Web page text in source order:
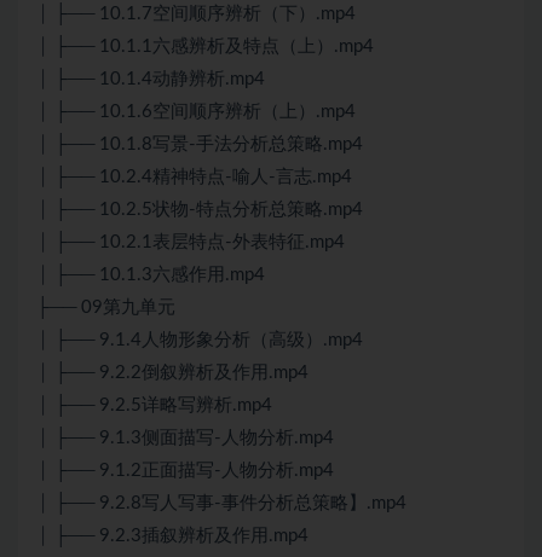
│ ├── 10.1.7空间顺序辨析（下）.mp4
│ ├── 10.1.1六感辨析及特点（上）.mp4
│ ├── 10.1.4动静辨析.mp4
│ ├── 10.1.6空间顺序辨析（上）.mp4
│ ├── 10.1.8写景-手法分析总策略.mp4
│ ├── 10.2.4精神特点-喻人-言志.mp4
│ ├── 10.2.5状物-特点分析总策略.mp4
│ ├── 10.2.1表层特点-外表特征.mp4
│ ├── 10.1.3六感作用.mp4
├── 09第九单元
│ ├── 9.1.4人物形象分析（高级）.mp4
│ ├── 9.2.2倒叙辨析及作用.mp4
│ ├── 9.2.5详略写辨析.mp4
│ ├── 9.1.3侧面描写-人物分析.mp4
│ ├── 9.1.2正面描写-人物分析.mp4
│ ├── 9.2.8写人写事-事件分析总策略】.mp4
│ ├── 9.2.3插叙辨析及作用.mp4